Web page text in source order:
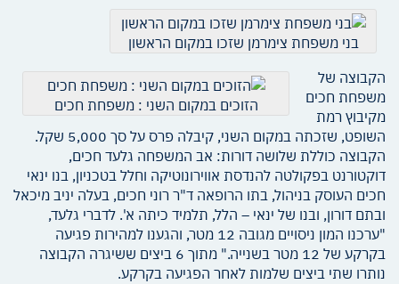
בני משפחת צימרמן שזכו במקום הראשון
הזוכים במקום השני : משפחת חכים
הקבוצה של
משפחת חכים
מקיבוץ רמת
השופט, שזכתה במקום השני, קיבלה פרס על סך 5,000 שקל.
הקבוצה כוללת שלושה דורות: אב המשפחה גלעד חכים,
דוקטורנט בפקולטה להנדסת אווירונוטיקה וחלל בטכניון, בנו ינאי
חכים העוסק בניהול, בתו הרופאה ד"ר רוני חכים, בעלה יניב מיכאל
ובתם דורון, ובנו של ינאי – הלל, תלמיד כיתה א'. לדברי גלעד,
"ערכנו המון ניסויים מגובה 12 מטר, והגענו למהירות פגיעה
בקרקע של 12 מטר בשנייה." מתוך 6 ביצים ששיגרה הקבוצה
נותרו שתי ביצים שלמות לאחר הפגיעה בקרקע.